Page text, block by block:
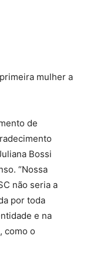
mulher a
de
Bossi
“Nossa
não seria a
por toda
e na
como o